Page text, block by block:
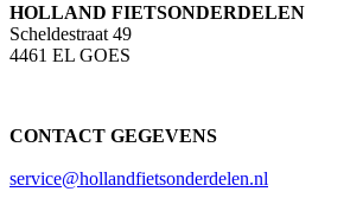
HOLLAND FIETSONDERDELEN
Scheldestraat 49
4461 EL GOES
CONTACT GEGEVENS
service@hollandfietsonderdelen.nl